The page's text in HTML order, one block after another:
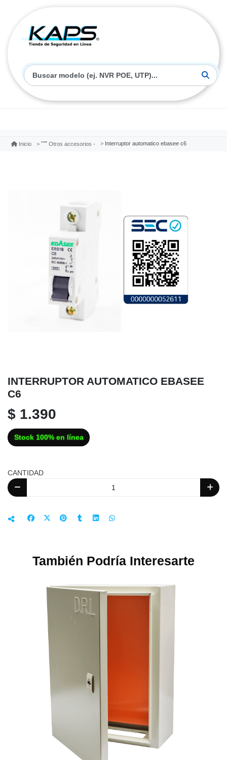
Inicio Otros accesorios - Interruptor automatico ebasee c6
INTERRUPTOR AUTOMATICO EBASEE
C6
$ 1.390
Stock 100% en línea
CANTIDAD
También Podría Interesarte